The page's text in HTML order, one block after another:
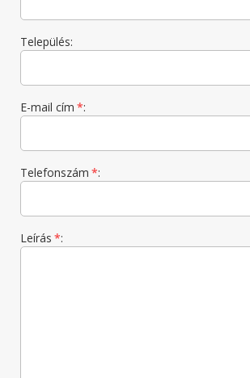
Település:
E-mail cím *:
Telefonszám *:
Leírás *: